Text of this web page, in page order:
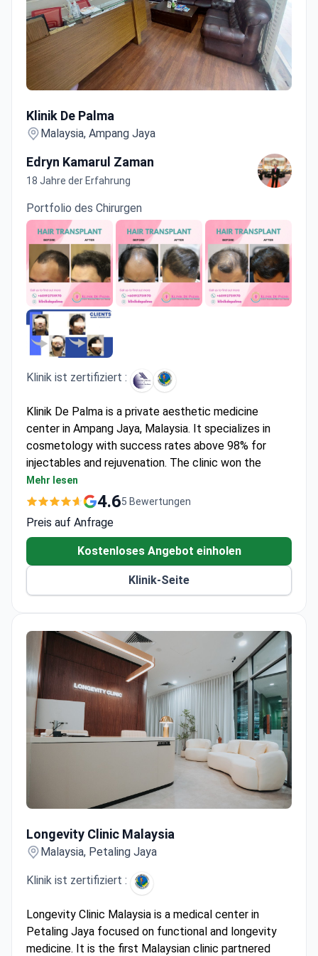
Klinik De Palma
Malaysia, Ampang Jaya
Edryn Kamarul Zaman
18 Jahre der Erfahrung
Portfolio des Chirurgen
Klinik ist zertifiziert :
Klinik De Palma is a private aesthetic medicine
center in Ampang Jaya, Malaysia. It specializes in
cosmetology with success rates above 98% for
injectables and rejuvenation. The clinic won the
Consumer Choice Brand of the Year award from
World Muslimpreneur.
Over 1,000 patients choose the clinic each year
from Europe, Arab League states, and Asia.
Accredited by the American Academy of
Aesthetic Medicine and the Malaysian Medical
Treats both adults and children for aesthetic
98% success rate for botox injections, 99% for
filler and stem cell therapy.
Mehr lesen
4.65 Bewertungen
Preis auf Anfrage
Kostenloses Angebot einholen
Klinik-Seite
Longevity Clinic Malaysia
Malaysia, Petaling Jaya
Klinik ist zertifiziert :
Longevity Clinic Malaysia is a medical center in
Petaling Jaya focused on functional and longevity
medicine. It is the first Malaysian clinic partnered